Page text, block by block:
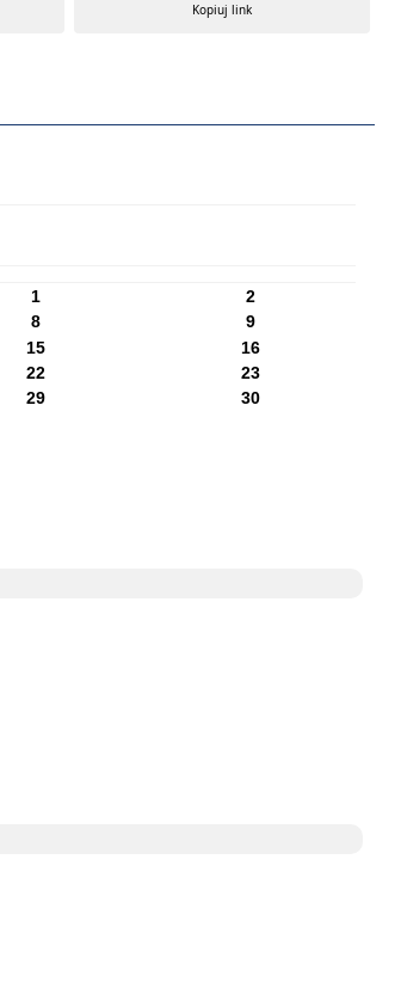
Kopiuj link
1
2
8
9
15
16
22
23
29
30